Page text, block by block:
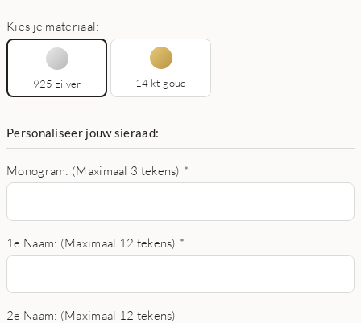
Kies je materiaal:
925 zilver 14 kt goud
Personaliseer jouw sieraad:
Monogram: (Maximaal 3 tekens) *
1e Naam: (Maximaal 12 tekens) *
2e Naam: (Maximaal 12 tekens)